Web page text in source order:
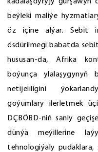
beýleki maliýe
öz içine alýar. Sebit
ösdürilmegi babatda
hususan-da, Afrika
boýunça ylalaşygynyň
netijeliligini
goýumlary ilerletmek
DÇBÖBD-niň sanly
dünýä meýillerine
tehnologiýaly